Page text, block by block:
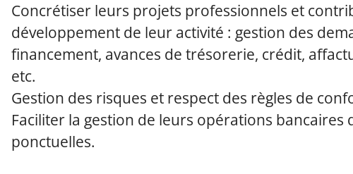
Concrétiser leurs projets professionnels et
développement de leur activité : gestion des
financement, avances de trésorerie, crédit,
etc.
Gestion des risques et respect des règles de
Faciliter la gestion de leurs opérations bancaires
ponctuelles.